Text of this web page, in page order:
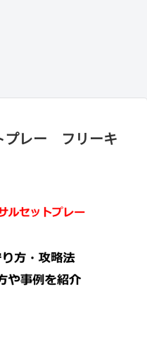
プレー フリーキ